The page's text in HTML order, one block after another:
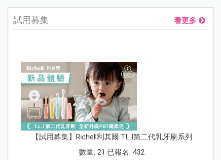
試用募集 看更多
【試用募集】Richell利其爾 T.L.I第二代乳牙刷系列
數量: 21 已報名: 432